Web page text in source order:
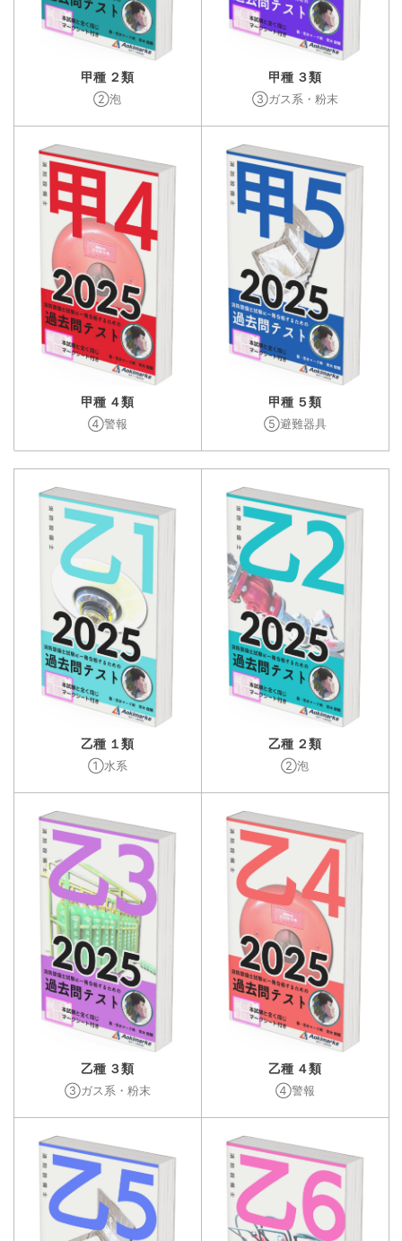
甲種 ２類
②泡
甲種 ３類
③ガス系・粉末
甲種 ４類
④警報
甲種 ５類
⑤避難器具
乙種 １類
①水系
乙種 ２類
②泡
乙種 ３類
③ガス系・粉末
乙種 ４類
④警報